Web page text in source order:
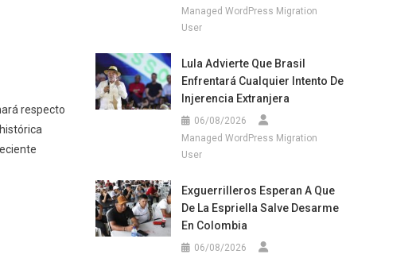
respecto
Managed WordPress Migration
User
Lula Advierte Que Brasil
Enfrentará Cualquier Intento De
Injerencia Extranjera
06/08/2026
Managed WordPress Migration
User
Exguerrilleros Esperan A Que
De La Espriella Salve Desarme
En Colombia
06/08/2026